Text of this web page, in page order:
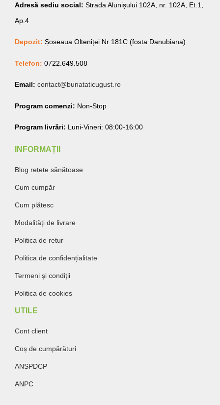
Adresă sediu social: Strada Alunișului 102A, nr. 102A, Et.1,
Ap.4
Depozit: Șoseaua Olteniței Nr 181C (fosta Danubiana)
Telefon: 0722.649.508
Email: contact@bunataticugust.ro
Program comenzi: Non-Stop
Program livrări: Luni-Vineri: 08:00-16:00
INFORMAȚII
Blog rețete sănătoase
Cum cumpăr
Cum plătesc
Modalități de livrare
Politica de retur
Politica de confidențialitate
Termeni și condiții
Politica de cookies
UTILE
Cont client
Coș de cumpărături
ANSPDCP
ANPC